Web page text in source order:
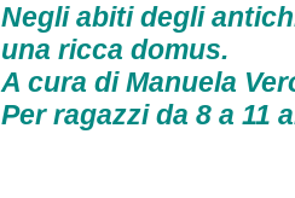
Negli abiti degli
una ricca domus.
A cura diManuela
Per ragazzi da 8 a 11